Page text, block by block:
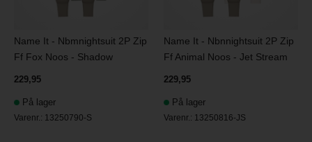
Name It - Nbmnightsuit 2P Zip
Ff Fox Noos - Shadow
229,95
På lager
Varenr.: 13250790-S
Name It - Nbnnightsuit 2P Zip
Ff Animal Noos - Jet Stream
229,95
På lager
Varenr.: 13250816-JS